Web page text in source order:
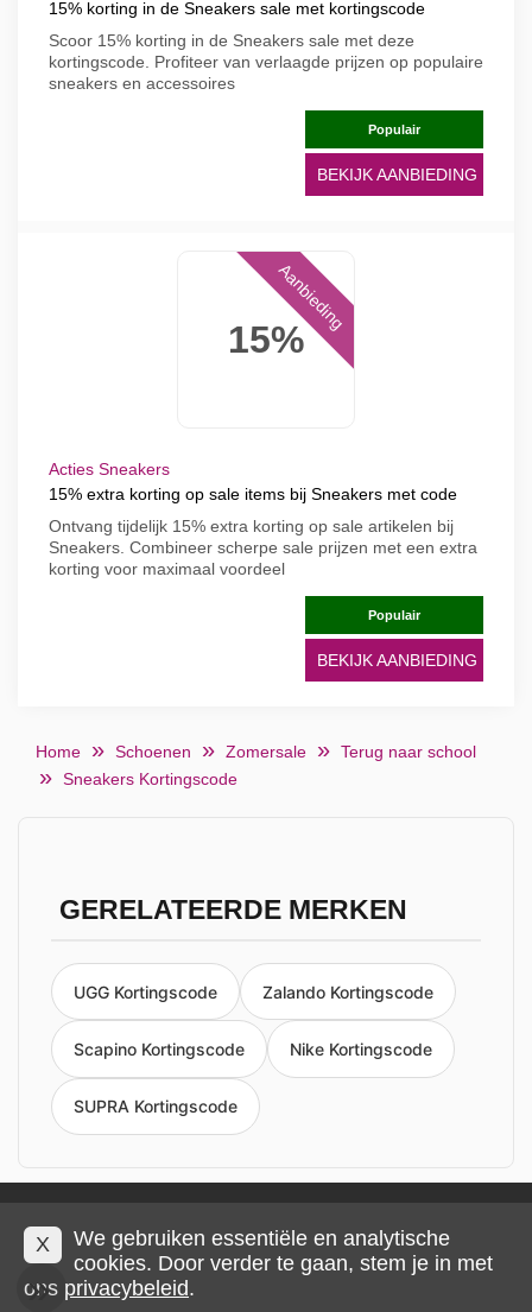
15% korting in de Sneakers sale met kortingscode
Scoor 15% korting in de Sneakers sale met deze
kortingscode. Profiteer van verlaagde prijzen op populaire
sneakers en accessoires
Populair
BEKIJK AANBIEDING
15%
Aanbieding
Acties Sneakers
15% extra korting op sale items bij Sneakers met code
Ontvang tijdelijk 15% extra korting op sale artikelen bij
Sneakers. Combineer scherpe sale prijzen met een extra
korting voor maximaal voordeel
Populair
BEKIJK AANBIEDING
Home Schoenen Zomersale
Terug naar school
Sneakers Kortingscode
GERELATEERDE MERKEN
UGG Kortingscode Zalando Kortingscode
Scapino Kortingscode Nike Kortingscode
SUPRA Kortingscode
Privacy en cookies Impressum Algemene voorwaarden
© 2026 IMP Multimedia GmbH
X
We gebruiken essentiële en analytische
cookies. Door verder te gaan, stem je in met
ons privacybeleid.